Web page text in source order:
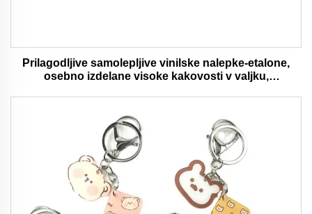
Prilagodljive samolepljive vinilske nalepke-etalone,
osebno izdelane visoke kakovosti v valjku,